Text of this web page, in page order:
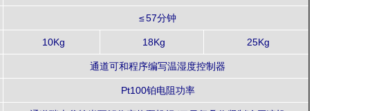
≤ 57分钟
10Kg 18Kg 25Kg
通道可和程序编写温湿度控制器
Pt100铂电阻功率